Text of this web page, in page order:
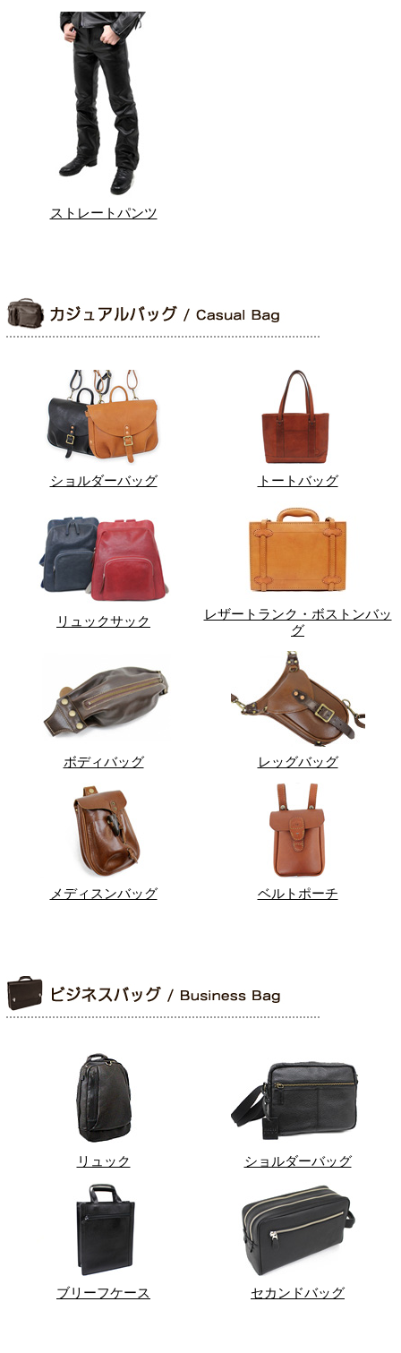
ストレートパンツ
ショルダーバッグ トートバッグ
リュックサック
レザートランク・ボストンバッ
グ
ボディバッグ レッグバッグ
メディスンバッグ ベルトポーチ
リュック ショルダーバッグ
ブリーフケース セカンドバッグ